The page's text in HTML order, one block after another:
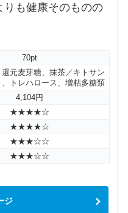
りも健康そのものの
70pt
元麦芽糖、抹茶／キトサン
、トレハロース、増粘多糖類
4,104円
★★★★☆
★★★★☆
★★★☆☆
★★★☆☆
ジ